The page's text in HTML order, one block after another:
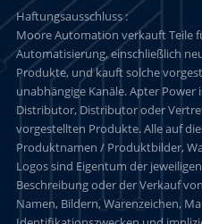
Haftungsausschluss :
Moore Automation verkauft Teile
Automatisierung, einschließlich
Produkte, und kauft solche
unabhängige Kanäle. Apter
Distributor, Distributor oder
vorgestellten Produkte. Alle auf
Produktnamen / Produktbilder,
Logos sind Eigentum der
Beschreibung oder der Verkauf
Namen, Bildern, Warenzeichen,